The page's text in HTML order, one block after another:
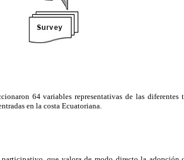
64 variables representativas de las diferentes
en la costa Ecuatoriana.